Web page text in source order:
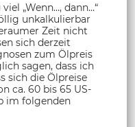
„Wenn…, dann…“
unkalkulierbar
Zeit nicht
sich derzeit
zum Ölpreis
sagen, dass ich
sich die Ölpreise
ca. 60 bis 65 US-
im folgenden